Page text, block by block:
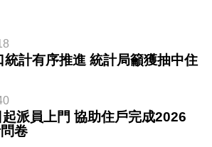
計有序推進 統計局籲獲抽中住
派員上門 協助住戶完成2026
卷